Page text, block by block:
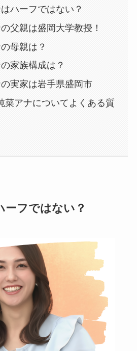
ハーフではない？
父親は盛岡大学教授！
母親は？
家族構成は？
実家は岩手県盛岡市
菜アナについてよくある質
ーフではない？